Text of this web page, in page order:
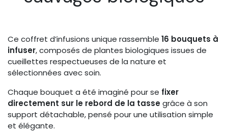
Ce coffret d’infusions unique rassemble 16 bouquets à
infuser, composés de plantes biologiques issues de
cueillettes respectueuses de la nature et
sélectionnées avec soin.
Chaque bouquet a été imaginé pour se fixer
directement sur le rebord de la tassegrâce à son
support détachable, pensé pour une utilisation simple
et élégante.